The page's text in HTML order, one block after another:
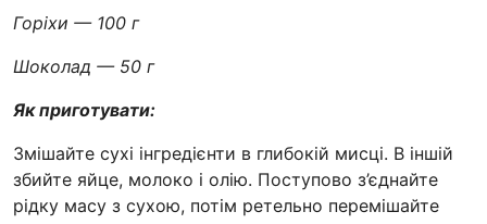
Горіхи — 100 г
Шоколад — 50 г
Як приготувати:
Змішайте сухі інгредієнти в глибокій мисці. В іншій
збийте яйце, молоко і олію. Поступово з’єднайте
рідку масу з сухою, потім ретельно перемішайте